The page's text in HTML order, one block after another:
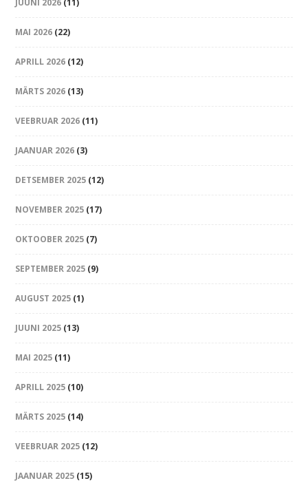
JUUNI 2026 (11)
MAI 2026 (22)
APRILL 2026 (12)
MÄRTS 2026 (13)
VEEBRUAR 2026 (11)
JAANUAR 2026 (3)
DETSEMBER 2025 (12)
NOVEMBER 2025 (17)
OKTOOBER 2025 (7)
SEPTEMBER 2025 (9)
AUGUST 2025 (1)
JUUNI 2025 (13)
MAI 2025 (11)
APRILL 2025 (10)
MÄRTS 2025 (14)
VEEBRUAR 2025 (12)
JAANUAR 2025 (15)